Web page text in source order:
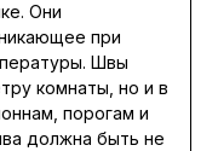
Они
при
Швы
комнаты, но и в
порогам и
должна быть не